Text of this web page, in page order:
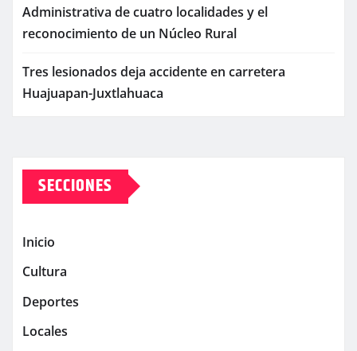
Administrativa de cuatro localidades y el
reconocimiento de un Núcleo Rural
Tres lesionados deja accidente en carretera
Huajuapan-Juxtlahuaca
SECCIONES
Inicio
Cultura
Deportes
Locales